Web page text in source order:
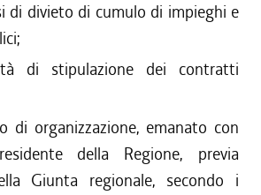
di divieto di cumulo di impieghi e
di stipulazione dei contratti
di organizzazione, emanato con
della Regione, previa
Giunta regionale, secondo i